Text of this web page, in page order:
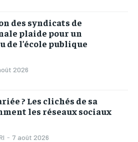
des syndicats de
plaide pour un
de l’école publique
2026
? Les clichés de sa
les réseaux sociaux
- 7 août 2026